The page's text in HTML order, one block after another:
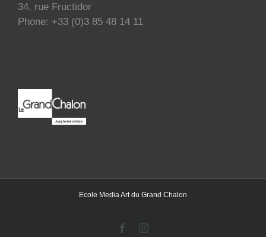
34, rue Fructidor
Phone: +33 (0)3 85 48 14 11
Ecole Media Art du Grand Chalon
FacebookInstagram